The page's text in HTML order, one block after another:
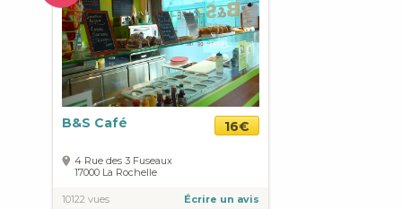
B&S Café 16€
4 Rue des 3 Fuseaux
17000 La Rochelle
10122 vues Écrire un avis